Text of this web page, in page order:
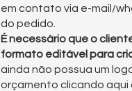
em contato via e-mail/
do pedido.
É necessário que o
formato editável para
ainda não possua um
orçamento clicando aqui